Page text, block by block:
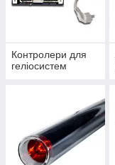
Контролери для
геліосистем